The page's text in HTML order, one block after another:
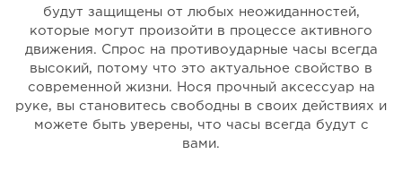
будут защищены от любых неожиданностей,
которые могут произойти в процессе активного
движения. Спрос на противоударные часы всегда
высокий, потому что это актуальное свойство в
современной жизни. Нося прочный аксессуар на
руке, вы становитесь свободны в своих действиях и
можете быть уверены, что часы всегда будут с
вами.